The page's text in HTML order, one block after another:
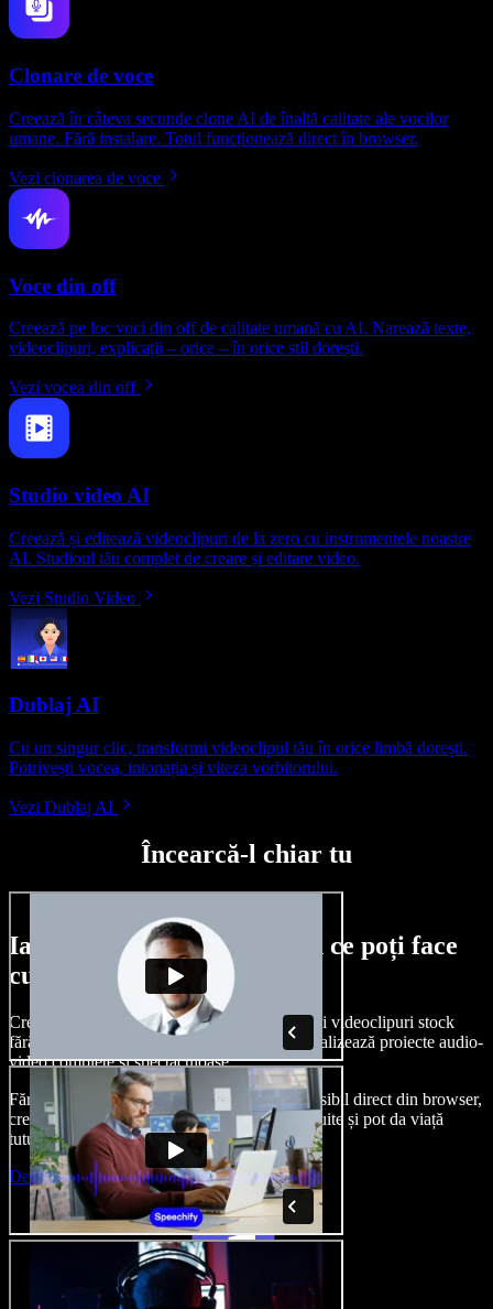
Clonare de voce
Creează în câteva secunde clone AI de înaltă calitate ale vocilor
umane. Fără instalare. Totul funcționează direct în browser.
Vezi clonarea de voce
Voce din off
Creează pe loc voci din off de calitate umană cu AI. Narează texte,
videoclipuri, explicații – orice – în orice stil dorești.
Vezi vocea din off
Studio video AI
Creează și editează videoclipuri de la zero cu instrumentele noastre
AI. Studioul tău complet de creare și editare video.
Vezi Studio Video
Dublaj AI
Cu un singur clic, transformi videoclipul tău în orice limbă dorești.
Potrivești vocea, intonația și viteza vorbitorului.
Vezi Dublaj AI
Încearcă-l chiar tu
Iată doar o mică mostră din ce poți face
cu Speechify Studio.
Creează voci din off, adaugă imagini, audio și videoclipuri stock
fără drepturi de autor, clonează-ți vocea și finalizează proiecte audio-
video complete și spectaculoase.
Fără curba clasică de învățare și cu totul accesibil direct din browser,
creatorii de conținut pot depăși limitele obișnuite și pot da viață
tuturor ideilor lor creative.
Deschide Studio